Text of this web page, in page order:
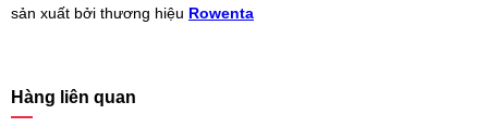
sản xuất bởi thương hiệu Rowenta
Hàng liên quan